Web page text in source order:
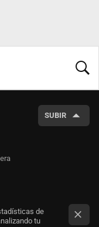
SUBIR
de
tu